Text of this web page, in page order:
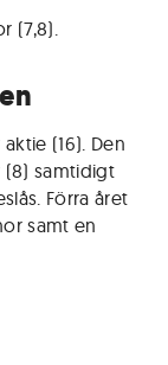
(7,8).
(16). Den
(8) samtidigt
Förra året
samt en